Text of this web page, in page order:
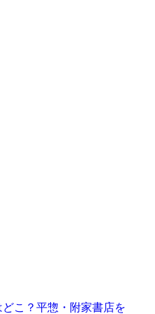
こ？平惣・附家書店を